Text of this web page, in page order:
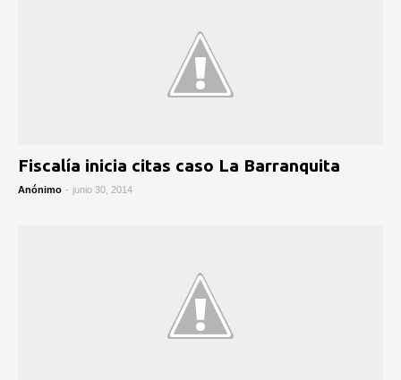
Fiscalía inicia citas caso La Barranquita
Anónimo - junio 30, 2014